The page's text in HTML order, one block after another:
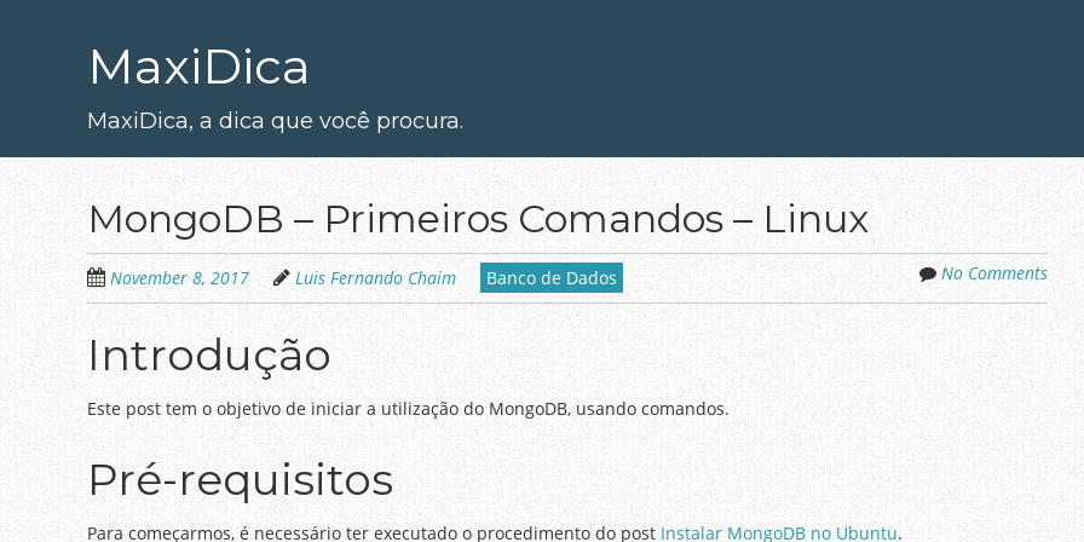
MaxiDica
MaxiDica, a dica que você procura.
MongoDB – Primeiros Comandos – Linux
November 8, 2017 Luis Fernando Chaim Banco de Dados No Comments
Introdução
Este post tem o objetivo de iniciar a utilização do MongoDB, usando comandos.
Pré-requisitos
Para começarmos, é necessário ter executado o procedimento do post Instalar MongoDB no Ubuntu.